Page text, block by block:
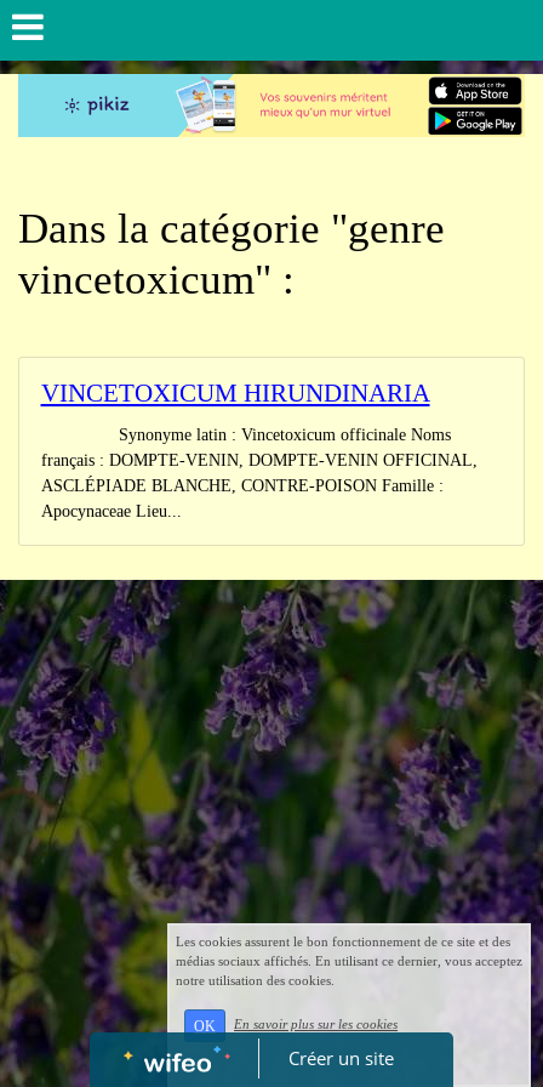
Dans la catégorie "genre
vincetoxicum" :
VINCETOXICUM HIRUNDINARIA
Synonyme latin : Vincetoxicum officinale Noms
français : DOMPTE-VENIN, DOMPTE-VENIN OFFICINAL,
ASCLÉPIADE BLANCHE, CONTRE-POISON Famille :
Apocynaceae Lieu...
Créer un site
Les cookies assurent le bon fonctionnement de ce site et des
médias sociaux affichés. En utilisant ce dernier, vous acceptez
notre utilisation des cookies.
OK En savoir plus sur les cookies